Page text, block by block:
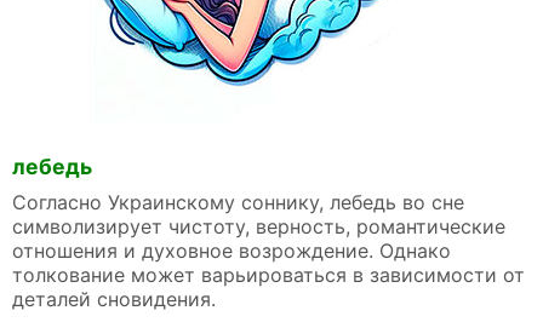
лебедь
Согласно Украинскому соннику, лебедь во сне
символизирует чистоту, верность, романтические
отношения и духовное возрождение. Однако
толкование может варьироваться в зависимости от
деталей сновидения.